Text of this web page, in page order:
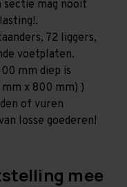
sectie mag nooit
72 liggers,
voetplaten.
mm diep is
x 800 mm) )
of vuren
losse goederen!
mee